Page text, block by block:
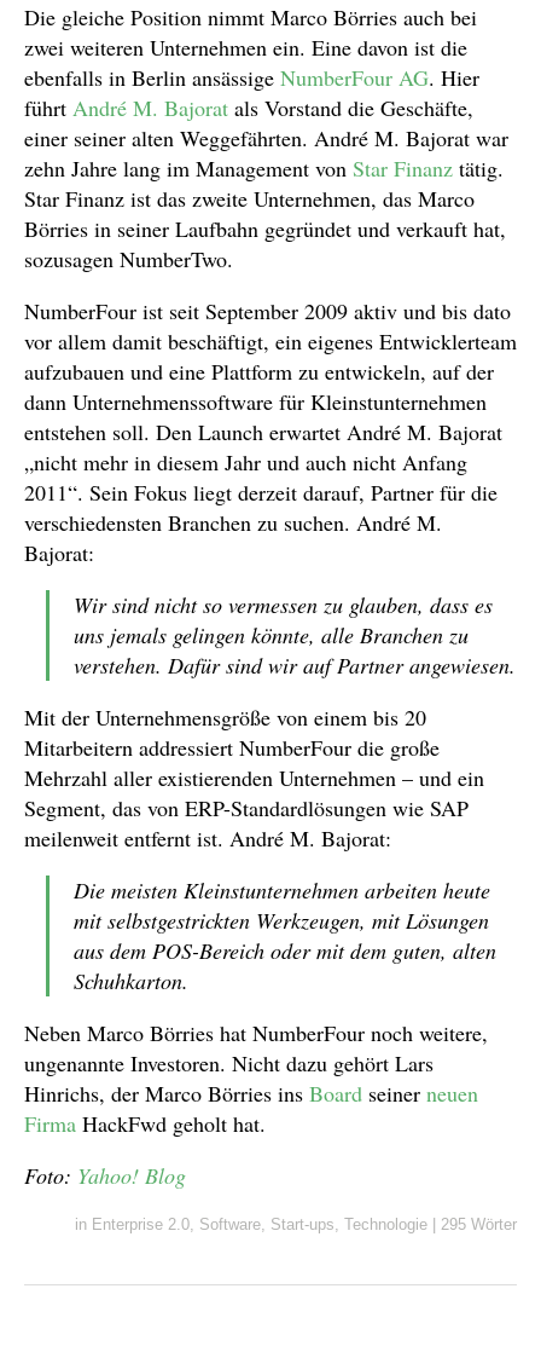
Die gleiche Position nimmt Marco Börries auch bei
zwei weiteren Unternehmen ein. Eine davon ist die
ebenfalls in Berlin ansässige NumberFour AG. Hier
führt André M. Bajorat als Vorstand die Geschäfte,
einer seiner alten Weggefährten. André M. Bajorat war
zehn Jahre lang im Management von Star Finanz tätig.
Star Finanz ist das zweite Unternehmen, das Marco
Börries in seiner Laufbahn gegründet und verkauft hat,
sozusagen NumberTwo.
NumberFour ist seit September 2009 aktiv und bis dato
vor allem damit beschäftigt, ein eigenes Entwicklerteam
aufzubauen und eine Plattform zu entwickeln, auf der
dann Unternehmenssoftware für Kleinstunternehmen
entstehen soll. Den Launch erwartet André M. Bajorat
„nicht mehr in diesem Jahr und auch nicht Anfang
2011“. Sein Fokus liegt derzeit darauf, Partner für die
verschiedensten Branchen zu suchen. André M.
Bajorat:
Wir sind nicht so vermessen zu glauben, dass es
uns jemals gelingen könnte, alle Branchen zu
verstehen. Dafür sind wir auf Partner angewiesen.
Mit der Unternehmensgröße von einem bis 20
Mitarbeitern addressiert NumberFour die große
Mehrzahl aller existierenden Unternehmen – und ein
Segment, das von ERP-Standardlösungen wie SAP
meilenweit entfernt ist. André M. Bajorat:
Die meisten Kleinstunternehmen arbeiten heute
mit selbstgestrickten Werkzeugen, mit Lösungen
aus dem POS-Bereich oder mit dem guten, alten
Schuhkarton.
Neben Marco Börries hat NumberFour noch weitere,
ungenannte Investoren. Nicht dazu gehört Lars
Hinrichs, der Marco Börries ins Board seiner neuen
Firma HackFwd geholt hat.
Foto: Yahoo! Blog
in Enterprise 2.0 Software Start-ups Technologie | 295 Wörter